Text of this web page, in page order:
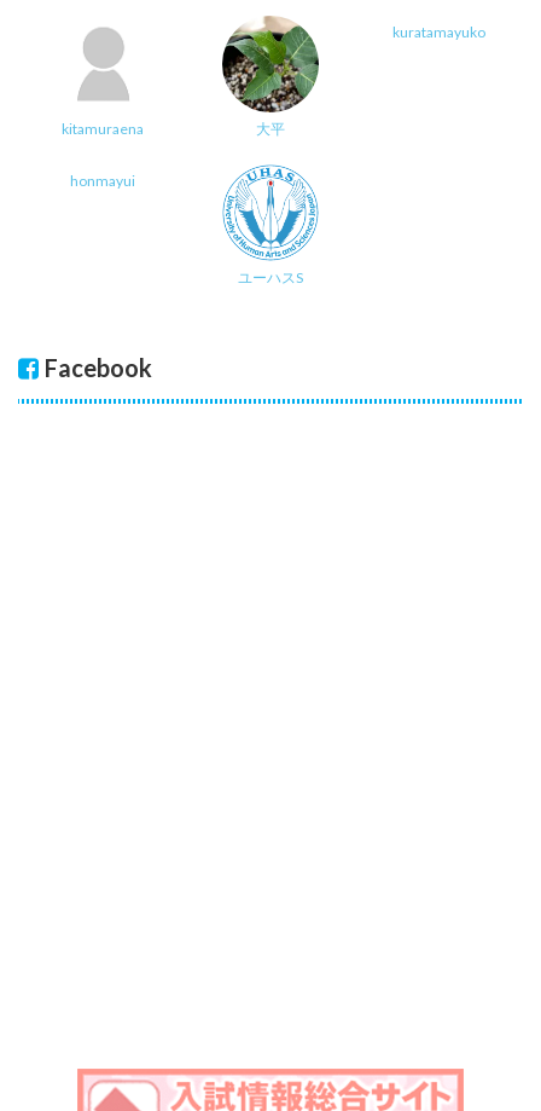
kitamuraena 大平
kuratamayuko
honmayui
ユーハスS
Facebook